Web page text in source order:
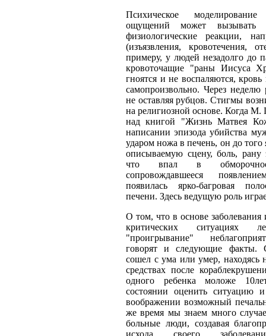
Психическое моделирование
ощущений может вызывать
физиологические реакции,
(изъязвления, кровотечения,
примеру, у людей незадолго до
кровоточащие "раны Иисуса
гноятся и не воспаляются, кровь
самопроизвольно. Через
не оставляя рубцов. Стигмы
на религиозной основе. Когда М.
над книгой "Жизнь Матвея
написании эпизода убийства
ударом ножа в печень, он до того
описываемую сцену, боль,
что впал в обморочное
сопровождавшееся
появилась ярко-багровая
печени. Здесь ведущую роль
О том, что в основе заболевания
критических ситуациях
"проигрывание"
говорят и следующие факты.
сошел с ума или умер, находясь
средствах после
одного ребенка моложе
состоянии оценить ситуацию
воображении возможный
же время мы знаем много
больные люди, создавая
исхода своего